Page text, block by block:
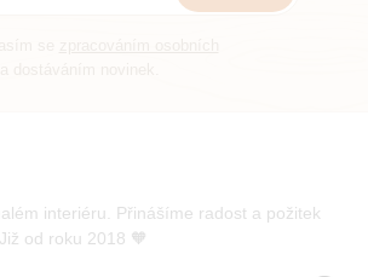
interiéru. Přinášíme radost a požitek
od roku 2018 🧡